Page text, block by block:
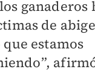
ganaderos
de
estamos